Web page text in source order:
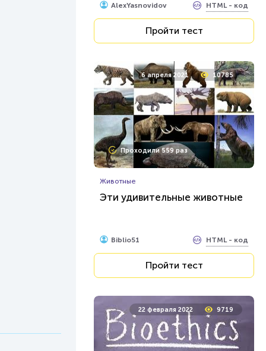
AlexYasnovidov HTML - код
Пройти тест
6 апреля 2021 10785
Проходили 559 раз
Животные
Эти удивительные животные
Biblio51 HTML - код
Пройти тест
22 февраля 2022 9719